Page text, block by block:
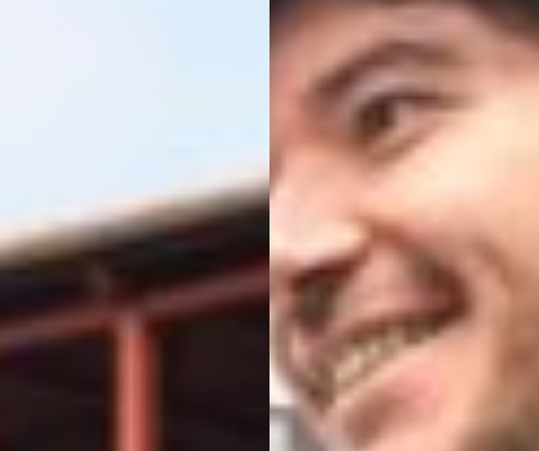
< Esci dal Form
Resta aggiornato con noi